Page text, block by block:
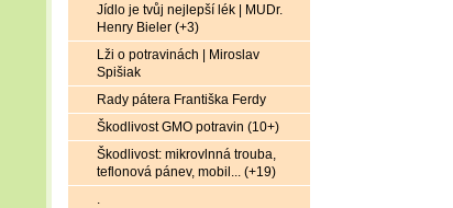
Jídlo je tvůj nejlepší lék | MUDr.
Henry Bieler (+3)
Lži o potravinách | Miroslav
Spišiak
Rady pátera Františka Ferdy
Škodlivost GMO potravin (10+)
Škodlivost: mikrovlnná trouba,
teflonová pánev, mobil... (+19)
.